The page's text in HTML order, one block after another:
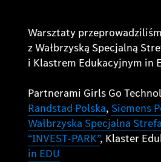
Warsztaty
z Wałbrzyską Specjalną
i Klastrem Edukacyjnym in
Partnerami Girls Go
Randstad Polska, Siemens
Wałbrzyska Specjalna
“INVEST-PARK”, Klaster
in EDU